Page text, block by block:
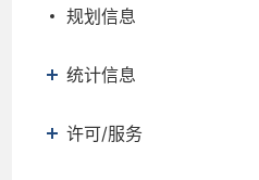
规划信息
统计信息
许可/服务